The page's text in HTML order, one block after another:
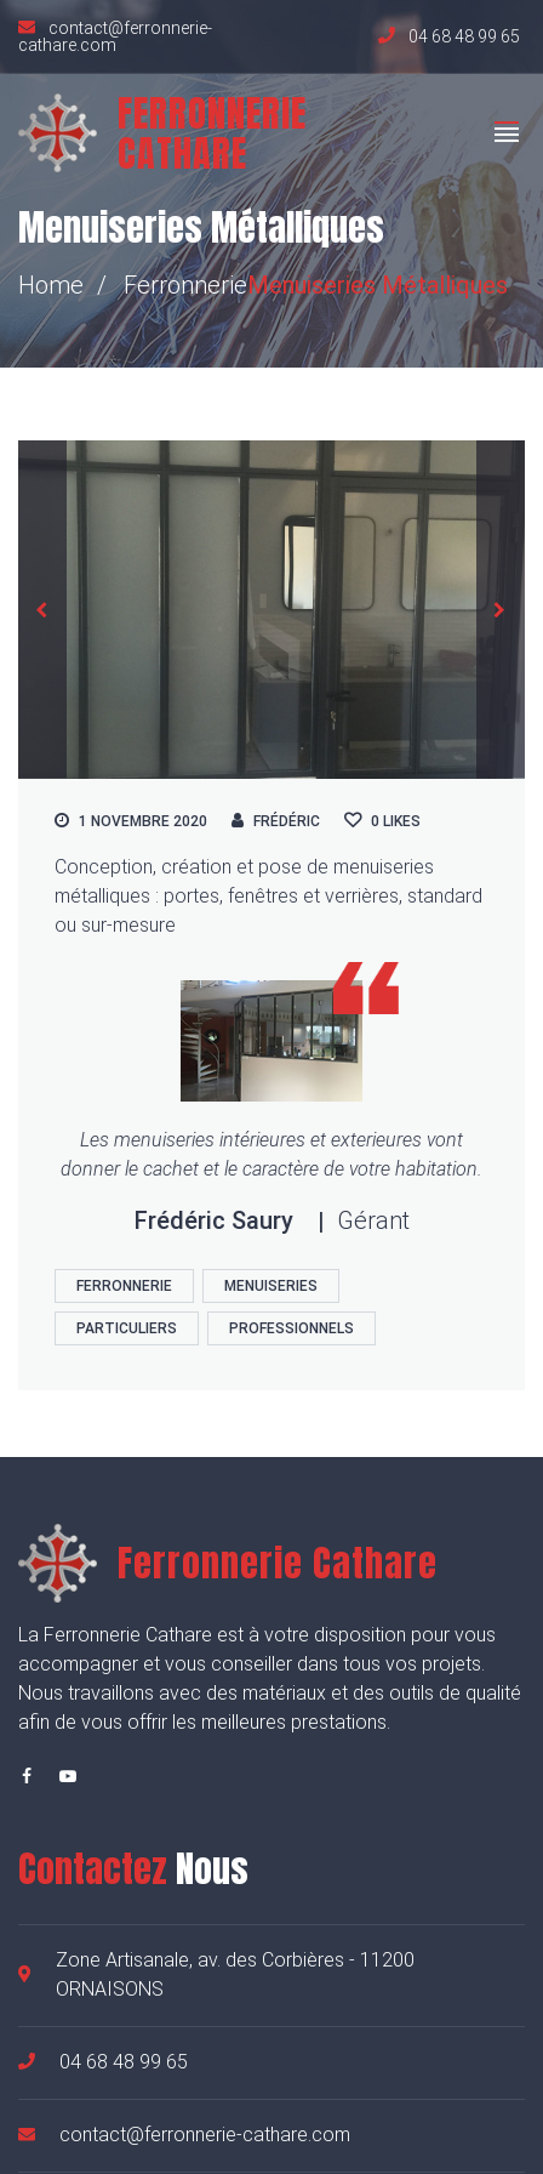
contact@ferronnerie-
cathare.com
04 68 48 99 65
FERRONNERIE
CATHARE
Menuiseries Métalliques
Home FerronnerieMenuiseriesMétalliques
1 NOVEMBRE 2020 FRÉDÉRIC 0 LIKES
Conception, création et pose de menuiseries
métalliques : portes, fenêtres et verrières, standard
ou sur-mesure
Les menuiseries intérieures et exterieures vont
donner le cachet et le caractère de votre habitation.
Frédéric Saury Gérant
FERRONNERIE MENUISERIES
PARTICULIERS PROFESSIONNELS
Ferronnerie Cathare
La Ferronnerie Cathare est à votre disposition pour vous
accompagner et vous conseiller dans tous vos projets.
Nous travaillons avec des matériaux et des outils de qualité
afin de vous offrir les meilleures prestations.
Contactez Nous
Zone Artisanale, av. des Corbières - 11200
ORNAISONS
04 68 48 99 65
contact@ferronnerie-cathare.com